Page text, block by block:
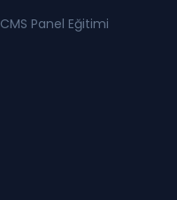
CMS Panel Eğitimi